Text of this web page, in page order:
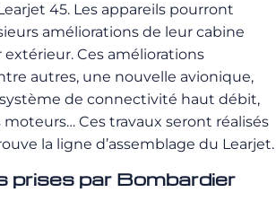
45. Les appareils pourront
améliorations de leur cabine
extérieur. Ces améliorations
autres, une nouvelle avionique,
système de connectivité haut débit,
Ces travaux seront réalisés
la ligne d’assemblage du Learjet.
prises par Bombardier